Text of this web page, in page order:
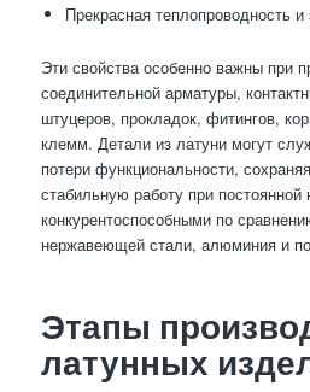
Прекрасная теплопроводность
Эти свойства особенно важны при
соединительной арматуры,
штуцеров, прокладок, фитингов,
клемм. Детали из латуни могут
потери функциональности,
стабильную работу при постоянной
конкурентоспособными по
нержавеющей стали, алюминия и
Этапы
латунных